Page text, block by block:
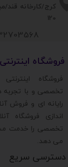
​​کرج/کارخانه قند/
120
دسترسی سریع
​فروشگاه
​فروشگاه
تخصصی و با تجربه
رایانه ای و فروش
اندازی فروشگاه
تخصصی را خدمت
می دهد.